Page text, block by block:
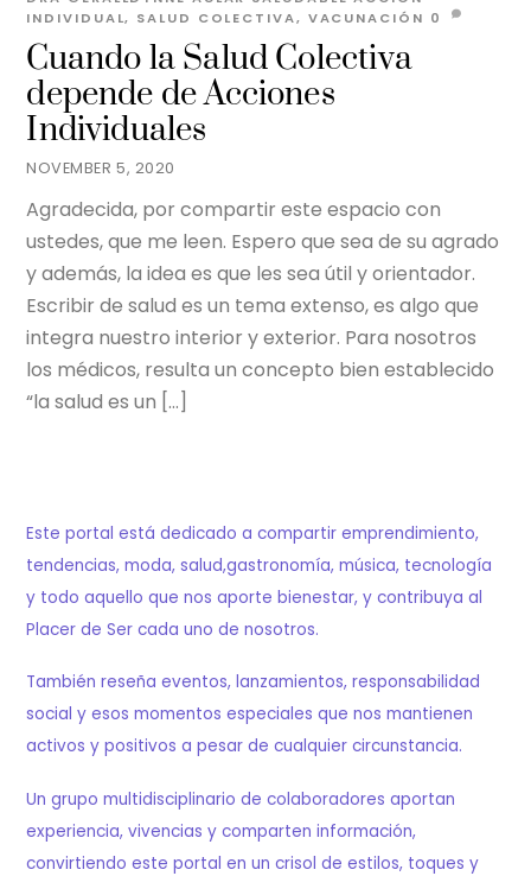
NOVEMBER 5, 2020
Cuando la Salud Colectiva
depende de Acciones
Individuales
INDIVIDUAL, SALUD COLECTIVA, VACUNACIÓN 0
Agradecida, por compartir este espacio con
ustedes, que me leen. Espero que sea de su agrado
y además, la idea es que les sea útil y orientador.
Escribir de salud es un tema extenso, es algo que
integra nuestro interior y exterior. Para nosotros
los médicos, resulta un concepto bien establecido
“la salud es un […]
Este portal está dedicado a compartir emprendimiento,
tendencias, moda, salud,gastronomía, música, tecnología
y todo aquello que nos aporte bienestar, y contribuya al
Placer de Ser cada uno de nosotros.
También reseña eventos, lanzamientos, responsabilidad
social y esos momentos especiales que nos mantienen
activos y positivos a pesar de cualquier circunstancia.
Un grupo multidisciplinario de colaboradores aportan
experiencia, vivencias y comparten información,
convirtiendo este portal en un crisol de estilos, toques y